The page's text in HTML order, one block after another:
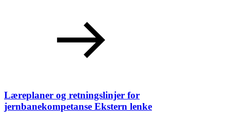
Læreplaner og retningslinjer for
jernbanekompetanse Ekstern lenke